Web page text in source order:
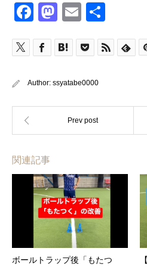
Facebook
Mastodon
Email
Author: ssyatabe0000
関連記事
ボールトラップ後「もたつ